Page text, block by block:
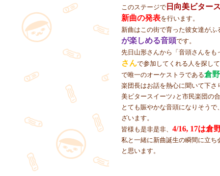
このステージで 日向美ビター
新曲の発表を行います。
新曲はこの街で育った彼女達が
が楽しめる音頭です。
先日山形さんから「音頭さんをも
さんで参加してくれる人を探し
で唯一のオーケストラである倉
楽団長はお話を熱心に聞いて下
美ビタースイーツ♪と市民楽団の
とても賑やかな音頭になりそう
ざいます。
皆様も是非是非、 4/16, 17は倉
私と一緒に新曲誕生の瞬間に立
と思います。